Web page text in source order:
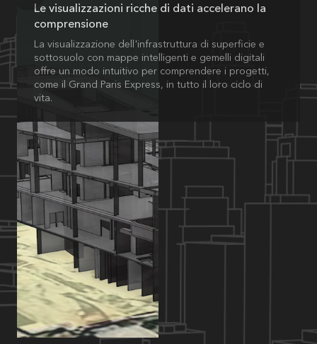
Le visualizzazioni ricche di dati accelerano la
comprensione
La visualizzazione dell'infrastruttura di superficie e
sottosuolo con mappe intelligenti e gemelli digitali
offre un modo intuitivo per comprendere i progetti,
come il Grand Paris Express, in tutto il loro ciclo di
vita.